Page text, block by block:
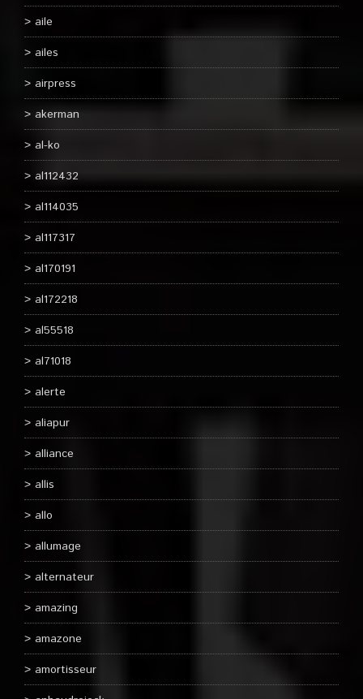
aile
ailes
airpress
akerman
al-ko
al112432
al114035
al117317
al170191
al172218
al55518
al71018
alerte
aliapur
alliance
allis
allo
allumage
alternateur
amazing
amazone
amortisseur